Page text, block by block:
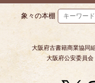
象々の本棚
大阪府古書籍商業協同
大阪府公安委員会